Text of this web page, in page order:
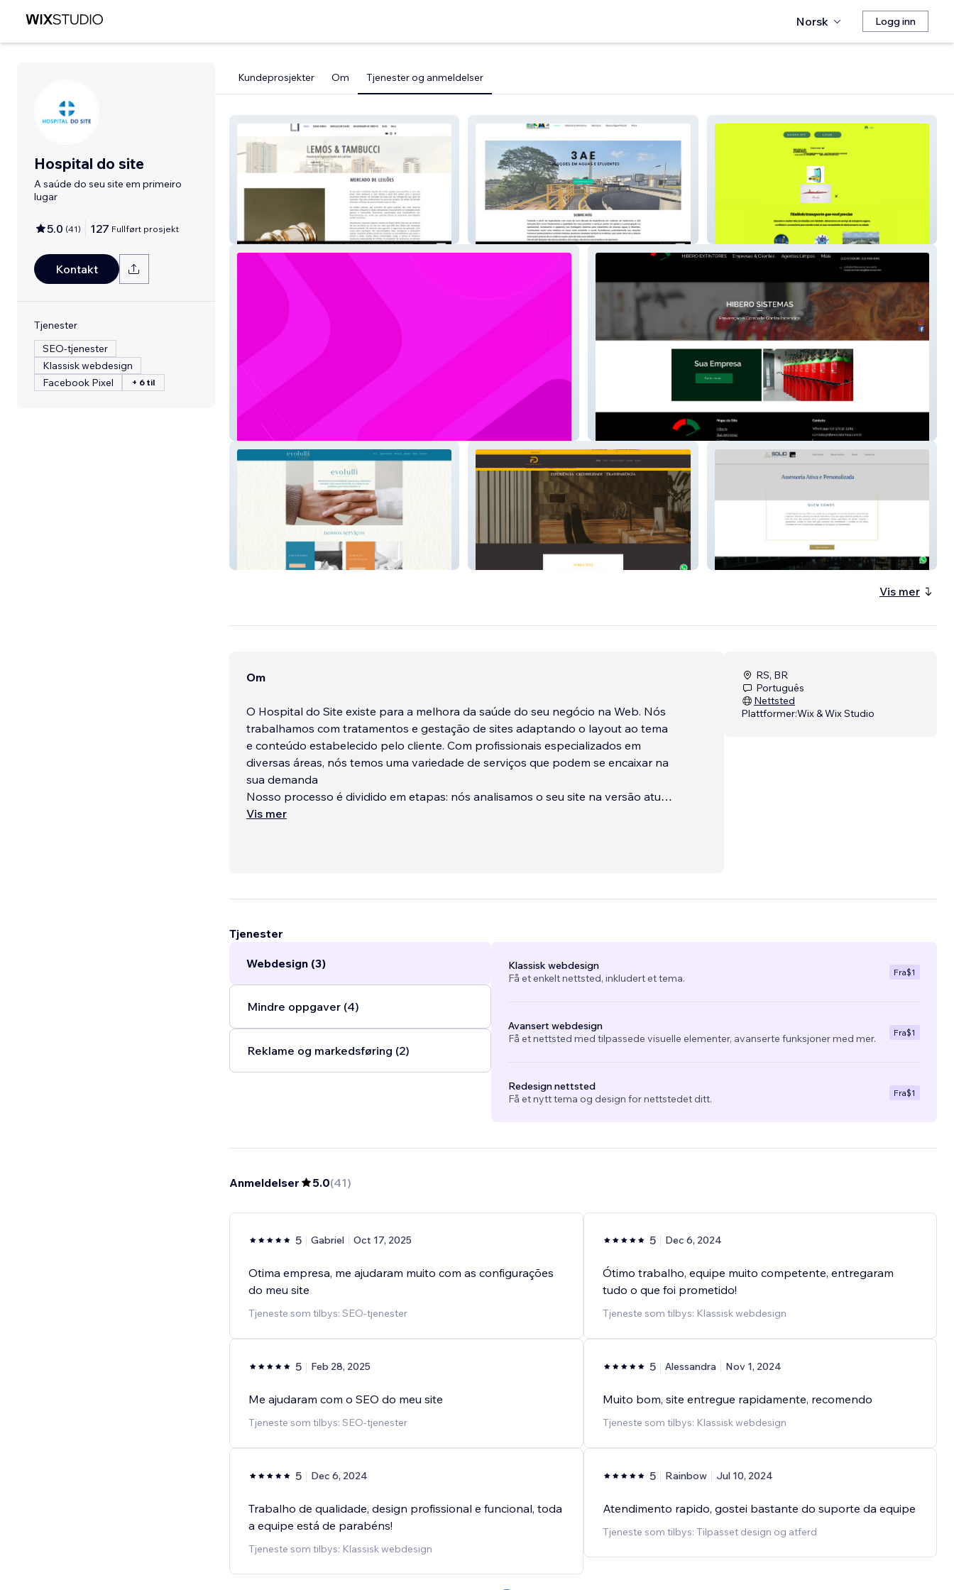
Norsk Logg inn
Hospital do site
A saúde do seu site em primeiro
lugar
5.0 (41) 127 Fullført prosjekt
Kontakt
Tjenester
SEO-tjenester
Klassisk webdesign
Facebook Pixel
+ 6 til
Kundeprosjekter Om Tjenester og anmeldelser
Thiago Lemos Assessoria
Mentoria da Leh Hibero Sistemas
https://www.clinicaevolutti.com/ Solid
Vis mer
Om
O Hospital do Site existe para a melhora da saúde do seu negócio na Web. Nós
trabalhamos com tratamentos e gestação de sites adaptando o layout ao tema
e conteúdo estabelecido pelo cliente. Com profissionais especializados em
diversas áreas, nós temos uma variedade de serviços que podem se encaixar na
sua demanda
Nosso processo é dividido em etapas: nós analisamos o seu site na versão atual;
nossa equipe aponta os aj
Vis mer
RS, BR
Português
Nettsted
Plattformer:Wix & Wix Studio
Tjenester
Webdesign (3)
Mindre oppgaver (4)
Reklame og markedsføring (2)
Klassisk webdesign
Få et enkelt nettsted, inkludert et tema.
Fra$1
Avansert webdesign
Få et nettsted med tilpassede visuelle elementer, avanserte funksjoner med mer.
Fra$1
Redesign nettsted
Få et nytt tema og design for nettstedet ditt.
Fra$1
Anmeldelser 5.0(41)
5 Gabriel Oct 17, 2025
Otima empresa, me ajudaram muito com as configurações
do meu site
Tjeneste som tilbys: SEO-tjenester
5 Feb 28, 2025
Me ajudaram com o SEO do meu site
Tjeneste som tilbys: SEO-tjenester
5 Dec 6, 2024
Trabalho de qualidade, design profissional e funcional, toda
a equipe está de parabéns!
Tjeneste som tilbys: Klassisk webdesign
5 Dec 6, 2024
Ótimo trabalho, equipe muito competente, entregaram
tudo o que foi prometido!
Tjeneste som tilbys: Klassisk webdesign
5 Alessandra Nov 1, 2024
Muito bom, site entregue rapidamente, recomendo
Tjeneste som tilbys: Klassisk webdesign
5 Rainbow Jul 10, 2024
Atendimento rapido, gostei bastante do suporte da equipe
Tjeneste som tilbys: Tilpasset design og atferd